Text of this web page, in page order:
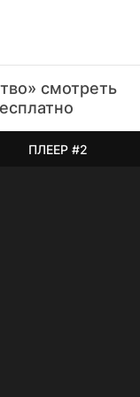
смотреть
ПЛЕЕР #2